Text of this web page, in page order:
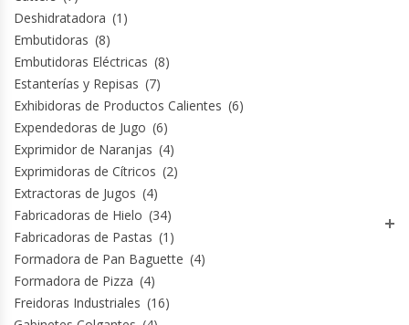
Hornos Turbos / Convectores
Hornos Industriales
Laminadora De Masas
Lavafondos
Lavavajillas
Licuadoras Industriales
Mesones De Trabajo
Deshidratadora (1)
Embutidoras (8)
Embutidoras Eléctricas (8)
Estanterías y Repisas (7)
Exhibidoras de Productos Calientes (6)
Expendedoras de Jugo (6)
Exprimidor de Naranjas (4)
Exprimidoras de Cítricos (2)
Extractoras de Jugos (4)
Fabricadoras de Hielo (34)
Fabricadoras de Pastas (1)
Formadora de Pan Baguette (4)
Formadora de Pizza (4)
Freidoras Industriales (16)